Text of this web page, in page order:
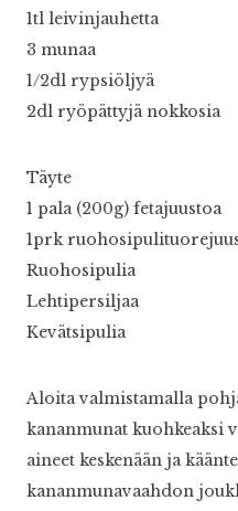
1tl leivinjauhetta
3 munaa
1/2dl rypsiöljyä
2dl ryöpättyjä nokkosia
Täyte
1 pala (200g) fetajuustoa
1prk
Ruohosipulia
Lehtipersiljaa
Kevätsipulia
Aloita valmistamalla
kananmunat kuohkeaksi
aineet keskenään ja
kananmunavaahdon